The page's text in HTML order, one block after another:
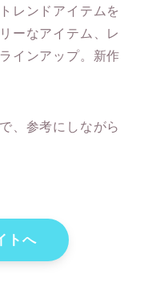
レンドアイテムを
ーなアイテム、レ
インアップ。新作
、参考にしながら
トへ